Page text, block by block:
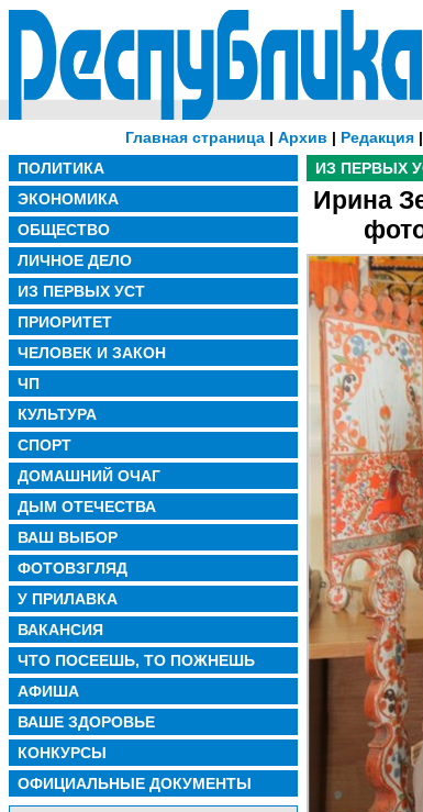
Главная страница| Архив | Редакция|
ПОЛИТИКА
ЭКОНОМИКА
ОБЩЕСТВО
ЛИЧНОЕ ДЕЛО
ИЗ ПЕРВЫХ УСТ
ПРИОРИТЕТ
ЧЕЛОВЕК И ЗАКОН
ЧП
КУЛЬТУРА
СПОРТ
ДОМАШНИЙ ОЧАГ
ДЫМ ОТЕЧЕСТВА
ВАШ ВЫБОР
ФОТОВЗГЛЯД
У ПРИЛАВКА
ВАКАНСИЯ
ЧТО ПОСЕЕШЬ, ТО ПОЖНЕШЬ
АФИША
ВАШЕ ЗДОРОВЬЕ
КОНКУРСЫ
ОФИЦИАЛЬНЫЕ ДОКУМЕНТЫ
ИЗ ПЕРВЫХ
Ирина